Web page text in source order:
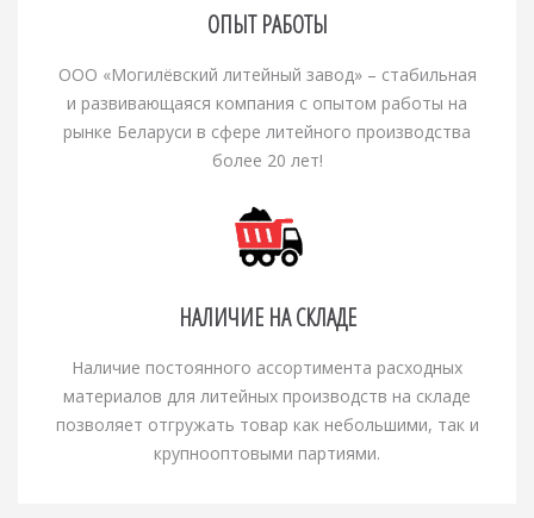
ОПЫТ РАБОТЫ
ООО «Могилёвский литейный завод» – cтабильная
и развивающаяся компания с опытом работы на
рынке Беларуси в сфере литейного производства
более 20 лет!
НАЛИЧИЕ НА СКЛАДЕ
Наличие постоянного ассортимента расходных
материалов для литейных производств на складе
позволяет отгружать товар как небольшими, так и
крупнооптовыми партиями.